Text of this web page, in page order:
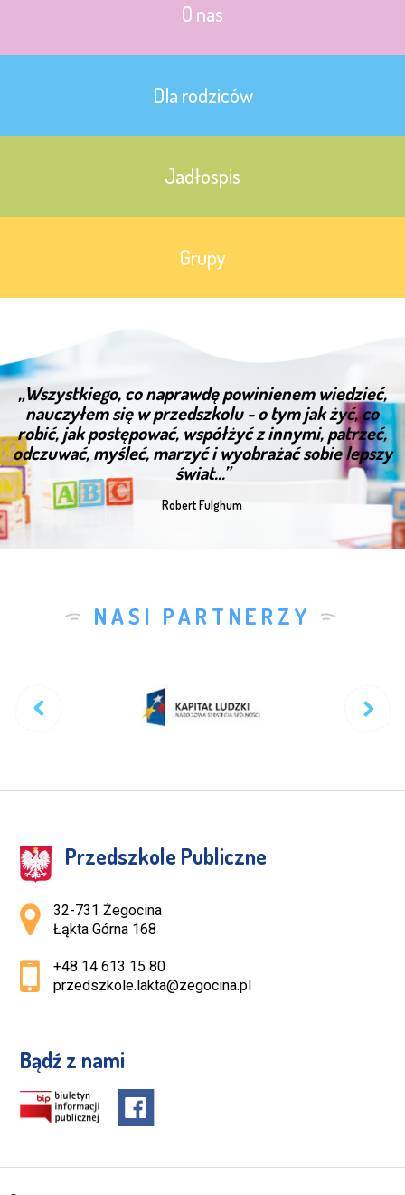
O nas
Dla rodziców
Jadłospis
Grupy
„Wszystkiego, co naprawdę powinienem wiedzieć,
nauczyłem się w przedszkolu - o tym jak żyć, co
robić, jak postępować, współżyć z innymi, patrzeć,
odczuwać, myśleć, marzyć i wyobrażać sobie lepszy
świat...”
Robert Fulghum
NASI PARTNERZY
Przedszkole Publiczne
Adres pocztowy:
32-731 Żegocina
Łąkta Górna 168
+48 14 613 15 80
przedszkole.lakta@zegocina.pl
Bądź z nami